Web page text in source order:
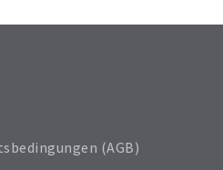
(AGB)